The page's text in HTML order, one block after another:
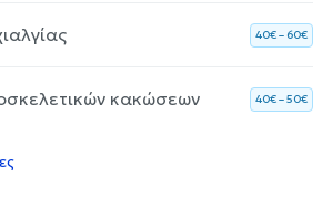
40€ – 60€
κακώσεων 40€ – 50€